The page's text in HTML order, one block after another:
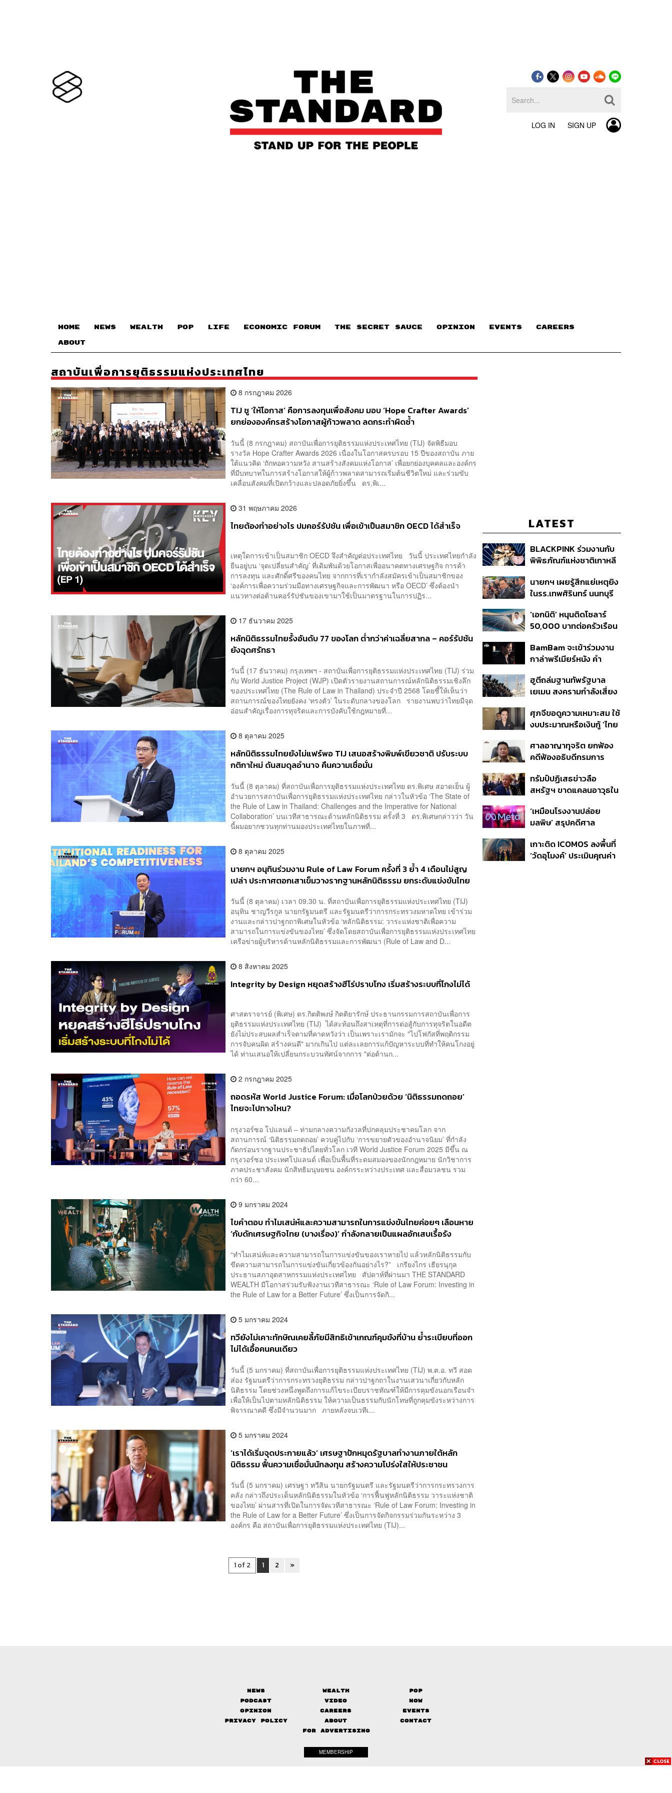
LOG IN SIGN UP
HOME NEWS WEALTH POP LIFE ECONOMIC FORUM THE SECRET SAUCE​ OPINION EVENTS CAREERS
ABOUT
สถาบันเพื่อการยุติธรรมแห่งประเทศไทย
8 กรกฎาคม 2026
TIJ ชู ‘ให้โอกาส’ คือการลงทุนเพื่อสังคม มอบ ‘Hope Crafter Awards’
ยกย่ององค์กรสร้างโอกาสผู้ก้าวพลาด ลดกระทำผิดซ้ำ
วันนี้ (8 กรกฎาคม) สถาบันเพื่อการยุติธรรมแห่งประเทศไทย (TIJ) จัดพิธีมอบ
รางวัล Hope Crafter Awards 2026 เนื่องในโอกาสครบรอบ 15 ปีของสถาบัน ภาย
ใต้แนวคิด ‘ถักทอความหวัง สานสร้างสังคมแห่งโอกาส’ เพื่อยกย่องบุคคลและองค์กร
ที่มีบทบาทในการสร้างโอกาสให้ผู้ก้าวพลาดสามารถเริ่มต้นชีวิตใหม่ และร่วมขับ
เคลื่อนสังคมที่เปิดกว้างและปลอดภัยยิ่งขึ้น ดร.พิเ...
31 พฤษภาคม 2026
ไทยต้องทำอย่างไร ปมคอร์รัปชัน เพื่อเข้าเป็นสมาชิก OECD ได้สำเร็จ
เหตุใดการเข้าเป็นสมาชิก OECD จึงสำคัญต่อประเทศไทย วันนี้ ประเทศไทยกำลัง
ยืนอยู่บน ‘จุดเปลี่ยนสำคัญ’ ที่เดิมพันด้วยโอกาสเพื่ออนาคตทางเศรษฐกิจ การค้า
การลงทุน และศักดิ์ศรีของคนไทย จากการที่เรากำลังสมัครเข้าเป็นสมาชิกของ
‘องค์การเพื่อความร่วมมือทางเศรษฐกิจและการพัฒนา หรือ OECD’ ซึ่งต้องนำ
แนวทางต่อต้านคอร์รัปชันของเขามาใช้เป็นมาตรฐานในการปฏิร...
17 ธันวาคม 2025
หลักนิติธรรมไทยรั้งอันดับ 77 ของโลก ต่ำกว่าค่าเฉลี่ยสากล – คอร์รัปชัน
ยังฉุดศรัทธา
วันนี้ (17 ธันวาคม) กรุงเทพฯ - สถาบันเพื่อการยุติธรรมแห่งประเทศไทย (TIJ) ร่วม
กับ World Justice Project (WJP) เปิดตัวรายงานสถานการณ์หลักนิติธรรมเชิงลึก
ของประเทศไทย (The Rule of Law in Thailand) ประจำปี 2568 โดยชี้ให้เห็นว่า
สถานการณ์ของไทยยังคง ‘ทรงตัว’ ในระดับกลางของโลก รายงานพบว่าไทยมีจุด
อ่อนสำคัญเรื่องการทุจริตและการบังคับใช้กฎหมายที่...
8 ตุลาคม 2025
หลักนิติธรรมไทยยังไม่แฟร์พอ TIJ เสนอสร้างพิมพ์เขียวชาติ ปรับระบบ
กติกาใหม่ ดันสมดุลอำนาจ คืนความเชื่อมั่น
วันนี้ (8 ตุลาคม) ที่สถาบันเพื่อการยุติธรรมแห่งประเทศไทย ดร.พิเศษ สอาดเย็น ผู้
อำนวยการสถาบันเพื่อการยุติธรรมแห่งประเทศไทย กล่าวในหัวข้อ ‘The State of
the Rule of Law in Thailand: Challenges and the Imperative for National
Collaboration’ บนเวทีสาธารณะด้านหลักนิติธรรม ครั้งที่ 3 ดร.พิเศษกล่าวว่า วัน
นี้ผมอยากชวนทุกท่านมองประเทศไทยในภาพที่...
8 ตุลาคม 2025
นายกฯ อนุทินร่วมงาน Rule of Law Forum ครั้งที่ 3 ย้ำ 4 เดือนไม่สูญ
เปล่า ประกาศตอกเสาเข็มวางรากฐานหลักนิติธรรม ยกระดับแข่งขันไทย
วันนี้ (8 ตุลาคม) เวลา 09.30 น. ที่สถาบันเพื่อการยุติธรรมแห่งประเทศไทย (TIJ)
อนุทิน ชาญวีรกูล นายกรัฐมนตรี และรัฐมนตรีว่าการกระทรวงมหาดไทย เข้าร่วม
งานและกล่าวปาฐกถาพิเศษในหัวข้อ ‘หลักนิติธรรม: วาระแห่งชาติเพื่อความ
สามารถในการแข่งขันของไทย’ ซึ่งจัดโดยสถาบันเพื่อการยุติธรรมแห่งประเทศไทย
เครือข่ายผู้บริหารด้านหลักนิติธรรมและการพัฒนา (Rule of Law and D...
8 สิงหาคม 2025
Integrity by Design หยุดสร้างฮีโร่ปราบโกง เริ่มสร้างระบบที่โกงไม่ได้
ศาสตราจารย์ (พิเศษ) ดร.กิตติพงษ์ กิตติยารักษ์ ประธานกรรมการสถาบันเพื่อการ
ยุติธรรมแห่งประเทศไทย (TIJ) ได้สะท้อนถึงสาเหตุที่การต่อสู้กับการทุจริตในอดีต
ยังไม่ประสบผลสำเร็จตามที่คาดหวังว่า เป็นเพราะเรามักจะ "ไปโฟกัสที่พฤติกรรม
การจับคนผิด สร้างคนดี" มากเกินไป แต่ละเลยการแก้ปัญหาระบบที่ทำให้คนโกงอยู่
ได้ ท่านเสนอให้เปลี่ยนกระบวนทัศน์จากการ "ต่อต้านก...
2 กรกฎาคม 2025
ถอดรหัส World Justice Forum: เมื่อโลกป่วยด้วย ‘นิติธรรมถดถอย’
ไทยจะไปทางไหน?
กรุงวอร์ซอ โปแลนด์ – ท่ามกลางความกังวลที่ปกคลุมประชาคมโลก จาก
สถานการณ์ ‘นิติธรรมถดถอย’ ควบคู่ไปกับ ‘การขยายตัวของอำนาจนิยม’ ที่กำลัง
กัดกร่อนรากฐานประชาธิปไตยทั่วโลก เวที World Justice Forum 2025 มีขึ้น ณ
กรุงวอร์ซอ ประเทศโปแลนด์ เพื่อเป็นพื้นที่ระดมสมองของนักกฎหมาย นักวิชาการ
ภาคประชาสังคม นักสิทธิมนุษยชน องค์กรระหว่างประเทศ และสื่อมวลชน รวม
กว่า 60...
9 มกราคม 2024
ไขคำตอบ ทำไมเสน่ห์และความสามารถในการแข่งขันไทยค่อยๆ เลือนหาย
‘กับดักเศรษฐกิจไทย (บางเรื่อง)’ กำลังกลายเป็นแผลอักเสบเรื้อรัง
“ทำไมเสน่ห์และความสามารถในการแข่งขันของเราหายไป แล้วหลักนิติธรรมกับ
ขีดความสามารถในการแข่งขันเกี่ยวข้องกันอย่างไร?” เกรียงไกร เธียรนุกุล
ประธานสภาอุตสาหกรรมแห่งประเทศไทย สัปดาห์ที่ผ่านมา THE STANDARD
WEALTH มีโอกาสร่วมรับฟังงานเวทีสาธารณะ ‘Rule of Law Forum: Investing in
the Rule of Law for a Better Future’ ซึ่งเป็นการจัดกิ...
5 มกราคม 2024
ทวียังไม่เคาะทักษิณเคยลี้ภัยมีสิทธิเข้าเกณฑ์คุมขังที่บ้าน ย้ำระเบียบที่ออก
ไม่ได้เอื้อคนคนเดียว
วันนี้ (5 มกราคม) ที่สถาบันเพื่อการยุติธรรมแห่งประเทศไทย (TIJ) พ.ต.อ. ทวี สอด
ส่อง รัฐมนตรีว่าการกระทรวงยุติธรรม กล่าวปาฐกถาในงานเสวนาเกี่ยวกับหลัก
นิติธรรม โดยช่วงหนึ่งพูดถึงการแก้ไขระเบียบราชทัณฑ์ให้มีการคุมขังนอกเรือนจำ
เพื่อให้เป็นไปตามหลักนิติธรรม ให้ความเป็นธรรมกับนักโทษที่ถูกคุมขังระหว่างการ
พิจารณาคดี ซึ่งมีจำนวนมาก ภายหลังจบเวทีเ...
5 มกราคม 2024
‘เราได้เริ่มจุดประกายแล้ว’ เศรษฐาปักหมุดรัฐบาลทำงานภายใต้หลัก
นิติธรรม ฟื้นความเชื่อมั่นนักลงทุน สร้างความโปร่งใสให้ประชาชน
วันนี้ (5 มกราคม) เศรษฐา ทวีสิน นายกรัฐมนตรี และรัฐมนตรีว่าการกระทรวงการ
คลัง กล่าวถึงประเด็นหลักนิติธรรมในหัวข้อ ‘การฟื้นฟูหลักนิติธรรม วาระแห่งชาติ
ของไทย’ ผ่านสารที่เปิดในการจัดเวทีสาธารณะ ‘Rule of Law Forum: Investing in
the Rule of Law for a Better Future’ ซึ่งเป็นการจัดกิจกรรมร่วมกันระหว่าง 3
องค์กร คือ สถาบันเพื่อการยุติธรรมแห่งประเทศไทย (TIJ)...
1 of 2 1 2 »
LATEST
BLACKPINK ร่วมงานกับ
พิพิธภัณฑ์แห่งชาติเกาหลี
10 ปีการเดบิวต์
นายกฯ เผยรู้สึกแย่เหตุยิง
ในรร.เทพศิรินทร์ นนทบุรี
เหตุรัฐไม่ต่อใบอนุญาตพก
พา-ครอบครองปืน
‘เอกนิติ’ หนุนติดโซลาร์
50,000 บาทต่อครัวเรือน
ปล่อยกู้ดอกเบี้ยต่ำ เร่ง
ออกโครงการภายใน 1
BamBam จะเข้าร่วมงาน
กาล่าพรีเมียร์หนัง คำ
ฮูตีถล่มฐานทัพรัฐบาล
เยเมน สงครามกำลังเสี่ยง
ศุภจีขอดูความเหมาะสม ใช้
งบประมาณหรือเงินกู้ ‘ไทย
‘ไทยช่วยไทยพลัส เฟส 2’
ไม่จำเป็นต้องออกพร้อมกัน
ศาลอาญาทุจริต ยกฟ้อง
คดีฟ้องอธิบดีกรมการ
จังหวัดภูเก็ต’ ชอบด้วยขั้น
ตอน
ทรัมป์ปฏิเสธข่าวลือ
สหรัฐฯ ขาดแคลนอาวุธใน
เผยกำลังล่าตัวคนปล่อย
ข่าว
‘เหมือนโรงงานปล่อย
มลพิษ’ สรุปคดีศาล
กระทบสุขภาพจิตเด็ก คุม
เข้ม AI Chatbot
เกาะติด ICOMOS ลงพื้นที่
‘วัดอุโมงค์’ ประเมินคุณค่า
News Wealth
Pop
Podcast
Video
Now
Opinion
Careers
Events
Privacy Policy
About
Contact
FOR ADVERTISING
MEMBERSHIP